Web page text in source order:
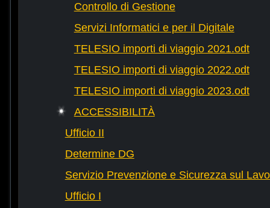
Controllo di Gestione
Servizi Informatici e per il Digitale
TELESIO importi di viaggio 2021.odt
TELESIO importi di viaggio 2022.odt
TELESIO importi di viaggio 2023.odt
ACCESSIBILITÀ
Ufficio II
Determine DG
Servizio Prevenzione e Sicurezza sul
Ufficio I